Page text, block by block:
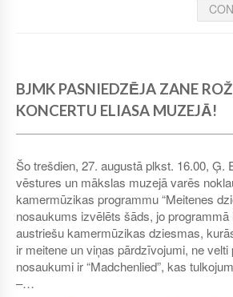
BJMK PASNIEDZĒJA ZANE
KONCERTU ELIASA MUZEJĀ!
Šo trešdien, 27. augustā plkst. 16.00, Ģ.
vēstures un mākslas muzejā varēs
kamermūzikas programmu “Meitenes
nosaukums izvēlēts šāds, jo
austriešu kamermūzikas dziesmas,
ir meitene un viņas pārdzīvojumi, ne
nosaukumi ir “Madchenlied”, kas
–…